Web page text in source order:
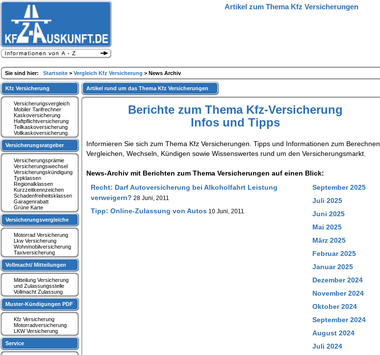
Artikel rund um das Thema Kfz Versicherungen
Berichte zum Thema Kfz-Versicherung
Infos und Tipps
Informieren Sie sich zum Thema Kfz Versicherungen. Tipps und Informationen zum Berechnen,
Vergleichen, Wechseln, Kündigen sowie Wissenswertes rund um den Versicherungsmarkt.
News-Archiv mit Berichten zum Thema Versicherungen auf einen Blick:
Recht: Darf Autoversicherung bei Alkoholfahrt Leistung
verweigern? 28 Juni, 2011
Tipp: Online-Zulassung von Autos 10 Juni, 2011
September 2025
Juli 2025
Juni 2025
Mai 2025
März 2025
Februar 2025
Januar 2025
Dezember 2024
November 2024
Oktober 2024
September 2024
August 2024
Juli 2024
Kfz Versicherung
Versicherungsvergleich
Mobiler Tarifrechner
Kaskoversicherung
Haftpflichtversicherung
Teilkaskoversicherung
Vollkaskoversicherung
Versicherungsratgeber
Versicherungsprämie
Versicherungswechsel
Versicherungskündigung
Typklassen
Regionalklassen
Kurzzeitkennzeichen
Schadenfreiheitsklassen
Garagenrabatt
Grüne Karte
Versicherungsvergleiche
Motorrad Versicherung
Lkw Versicherung
Wohnmobilversicherung
Taxiversicherung
Vollmacht/ Mitteilungen
Mitteilung Versicherung
und Zulassungsstelle
Vollmacht Zulassung
Muster-Kündigungen PDF
Kfz Versicherung
Motorradversicherung
LKW Versicherung
Service
Artikel zum Thema Kfz Versicherungen
Sie sind hier: Startseite > Vergleich Kfz Versicherung > News Archiv